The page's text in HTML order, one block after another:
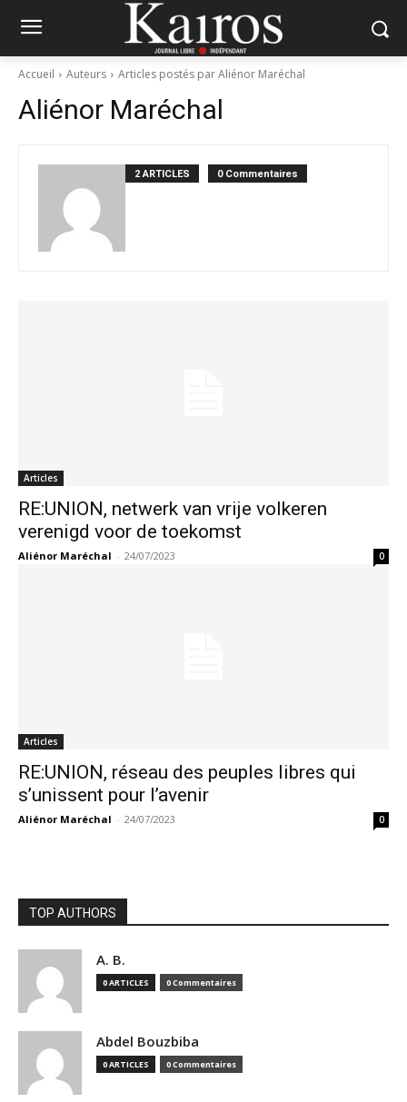
Accueil Auteurs Articles postés par Aliénor Maréchal
Aliénor Maréchal
2 ARTICLES 0 Commentaires
Articles
RE:UNION, netwerk van vrije volkeren
verenigd voor de toekomst
Aliénor Maréchal - 24/07/2023 0
Articles
RE:UNION, réseau des peuples libres qui
s’unissent pour l’avenir
Aliénor Maréchal - 24/07/2023 0
TOP AUTHORS
A. B.
0 ARTICLES 0 Commentaires
Abdel Bouzbiba
0 ARTICLES 0 Commentaires